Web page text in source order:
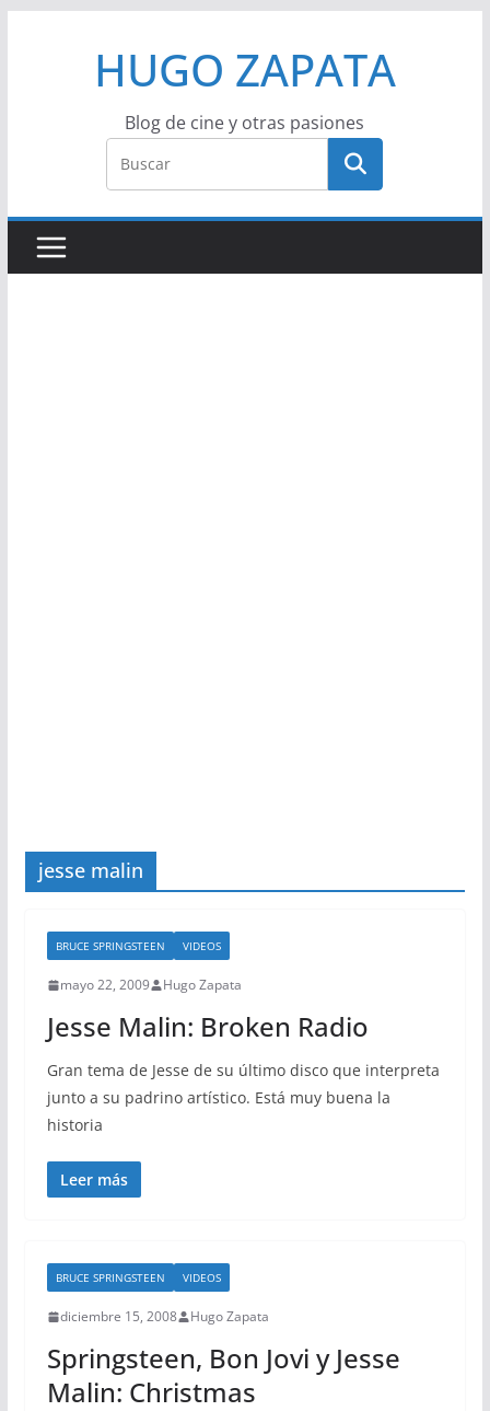
HUGO ZAPATA
Blog de cine y otras pasiones
jesse malin
BRUCE SPRINGSTEEN VIDEOS
mayo 22, 2009 Hugo Zapata
Jesse Malin: Broken Radio
Gran tema de Jesse de su último disco que interpreta
junto a su padrino artístico. Está muy buena la
historia
Leer más
BRUCE SPRINGSTEEN VIDEOS
diciembre 15, 2008 Hugo Zapata
Springsteen, Bon Jovi y Jesse
Malin: Christmas